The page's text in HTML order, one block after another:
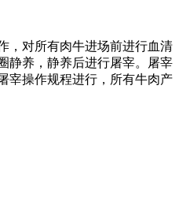
，对所有肉牛进场前进行血清
静养，静养后进行屠宰。屠宰
宰操作规程进行，所有牛肉产